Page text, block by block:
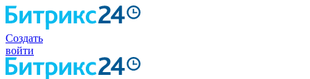
Создать
войти